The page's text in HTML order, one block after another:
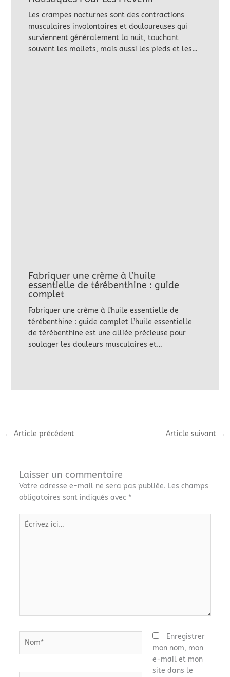
Les crampes nocturnes sont des contractions
musculaires involontaires et douloureuses qui
surviennent généralement la nuit, touchant
souvent les mollets, mais aussi les pieds et les…
Fabriquer une crème à l’huile
essentielle de térébenthine : guide
complet
Fabriquer une crème à l’huile essentielle de
térébenthine : guide complet L’huile essentielle
de térébenthine est une alliée précieuse pour
soulager les douleurs musculaires et…
← Article précédent Article suivant →
Laisser un commentaire
Votre adresse e-mail ne sera pas publiée. Les champs
obligatoires sont indiqués avec *
Écrivez
ici…
Enregistrer
mon nom, mon
e-mail et mon
site dans le